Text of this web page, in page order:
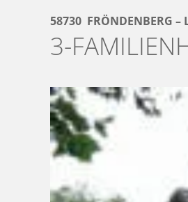
58730 FRÖNDENBERG –
3-